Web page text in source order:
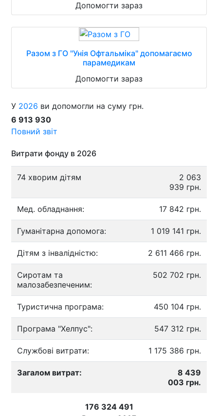
Допомогти зараз
Разом з ГО "Унія Офтальміка" допомагаємо
парамедикам
Допомогти зараз
У 2026 ви допомогли на суму грн.
6 913 930
Повний звіт
Витрати фонду в 2026
74 хворим дітям
2 063
939 грн.
Мед. обладнання: 17 842 грн.
Гуманітарна допомога: 1 019 141 грн.
Дітям з інвалідністю: 2 611 466 грн.
Сиротам та
малозабезпеченим:
502 702 грн.
Туристична програма: 450 104 грн.
Програма "Хелпус": 547 312 грн.
Службові витрати: 1 175 386 грн.
Загалом витрат:
8 439
003 грн.
176 324 491